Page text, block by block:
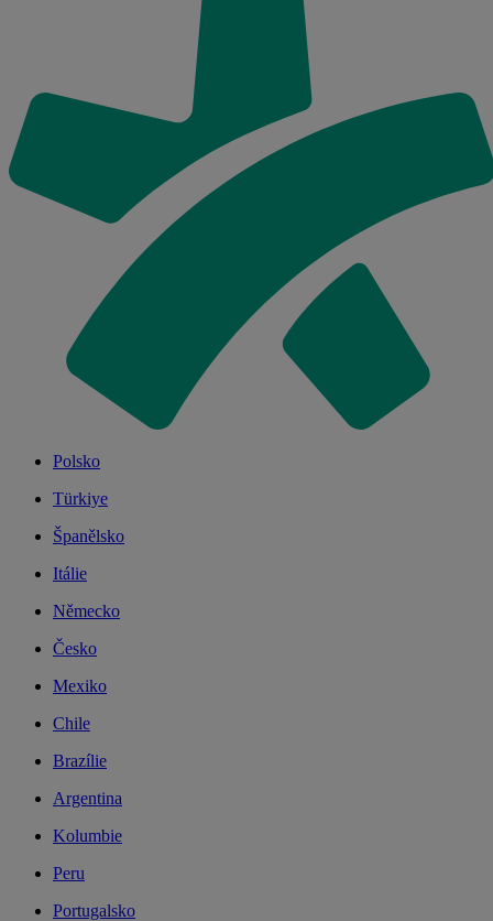
Polsko
Türkiye
Španělsko
Itálie
Německo
Česko
Mexiko
Chile
Brazílie
Argentina
Kolumbie
Peru
Portugalsko